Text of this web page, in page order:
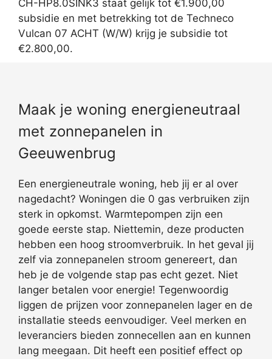
CH-HP8.0SINK3 staat gelijk tot €1.900,00
subsidie en met betrekking tot de Techneco
Vulcan 07 ACHT (W/W) krijg je subsidie tot
€2.800,00.
Maak je woning energieneutraal
met zonnepanelen in
Geeuwenbrug
Een energieneutrale woning, heb jij er al over
nagedacht? Woningen die 0 gas verbruiken zijn
sterk in opkomst. Warmtepompen zijn een
goede eerste stap. Niettemin, deze producten
hebben een hoog stroomverbruik. In het geval jij
zelf via zonnepanelen stroom genereert, dan
heb je de volgende stap pas echt gezet. Niet
langer betalen voor energie! Tegenwoordig
liggen de prijzen voor zonnepanelen lager en de
installatie steeds eenvoudiger. Veel merken en
leveranciers bieden zonnecellen aan en kunnen
lang meegaan. Dit heeft een positief effect op